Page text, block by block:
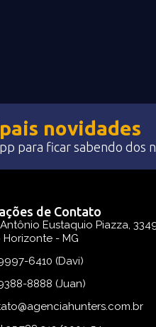
novidades
para ficar sabendo dos
de Contato
Eustaquio Piazza,
Horizonte - MG
6410 (Davi)
8888 (Juan)